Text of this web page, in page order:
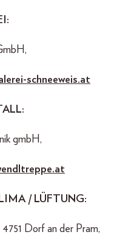
schneeweis.at
gmbH,
/ LÜFTUNG:
Dorf an der Pram,